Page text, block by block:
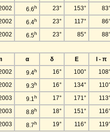
6.6h 23° 153°
6.4h 23° 117°
6.5h 23° 85°
α δ E
l - π
9.4h 16° 100°
9.3h 16° 134°
9.1h 17° 171°
8.8h 18° 151°
8.7h 19° 116°